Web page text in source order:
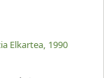
Elkartea, 1990